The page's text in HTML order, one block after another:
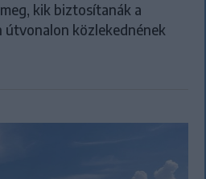
kik biztosítanák a
útvonalon közlekednének